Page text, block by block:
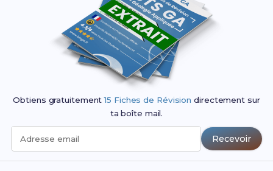
Obtiens gratuitement15 Fiches de Révision directement sur
ta boîte mail.
Adresse email Recevoir